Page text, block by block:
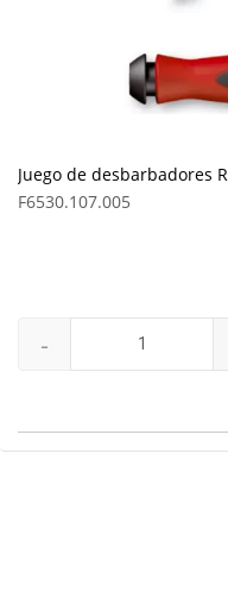
Juego de desbarbadores
F6530.107.005
-